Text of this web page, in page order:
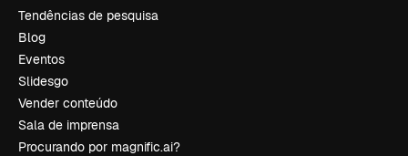
Tendências de pesquisa
Blog
Eventos
Slidesgo
Vender conteúdo
Sala de imprensa
Procurando por magnific.ai?